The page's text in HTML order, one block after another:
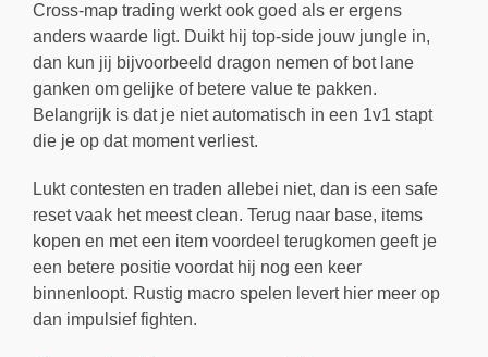
Cross-map trading werkt ook goed als er ergens
anders waarde ligt. Duikt hij top-side jouw jungle in,
dan kun jij bijvoorbeeld dragon nemen of bot lane
ganken om gelijke of betere value te pakken.
Belangrijk is dat je niet automatisch in een 1v1 stapt
die je op dat moment verliest.
Lukt contesten en traden allebei niet, dan is een safe
reset vaak het meest clean. Terug naar base, items
kopen en met een item voordeel terugkomen geeft je
een betere positie voordat hij nog een keer
binnenloopt. Rustig macro spelen levert hier meer op
dan impulsief fighten.